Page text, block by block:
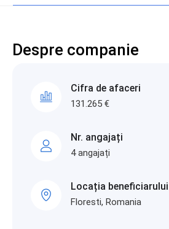
Despre companie
Cifra de afaceri
131.265 €
Nr. angajați
4 angajați
Locația beneficiarului
Floresti, Romania